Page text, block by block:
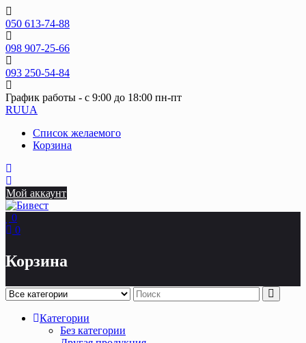
Skip
to
content
050 613-74-88
098 907-25-66
093 250-54-84
График работы - с 9:00 до 18:00 пн-пт
RUUA
Список желаемого
Корзина
Мой аккаунт
0
0
Корзина
Категории
Без категории